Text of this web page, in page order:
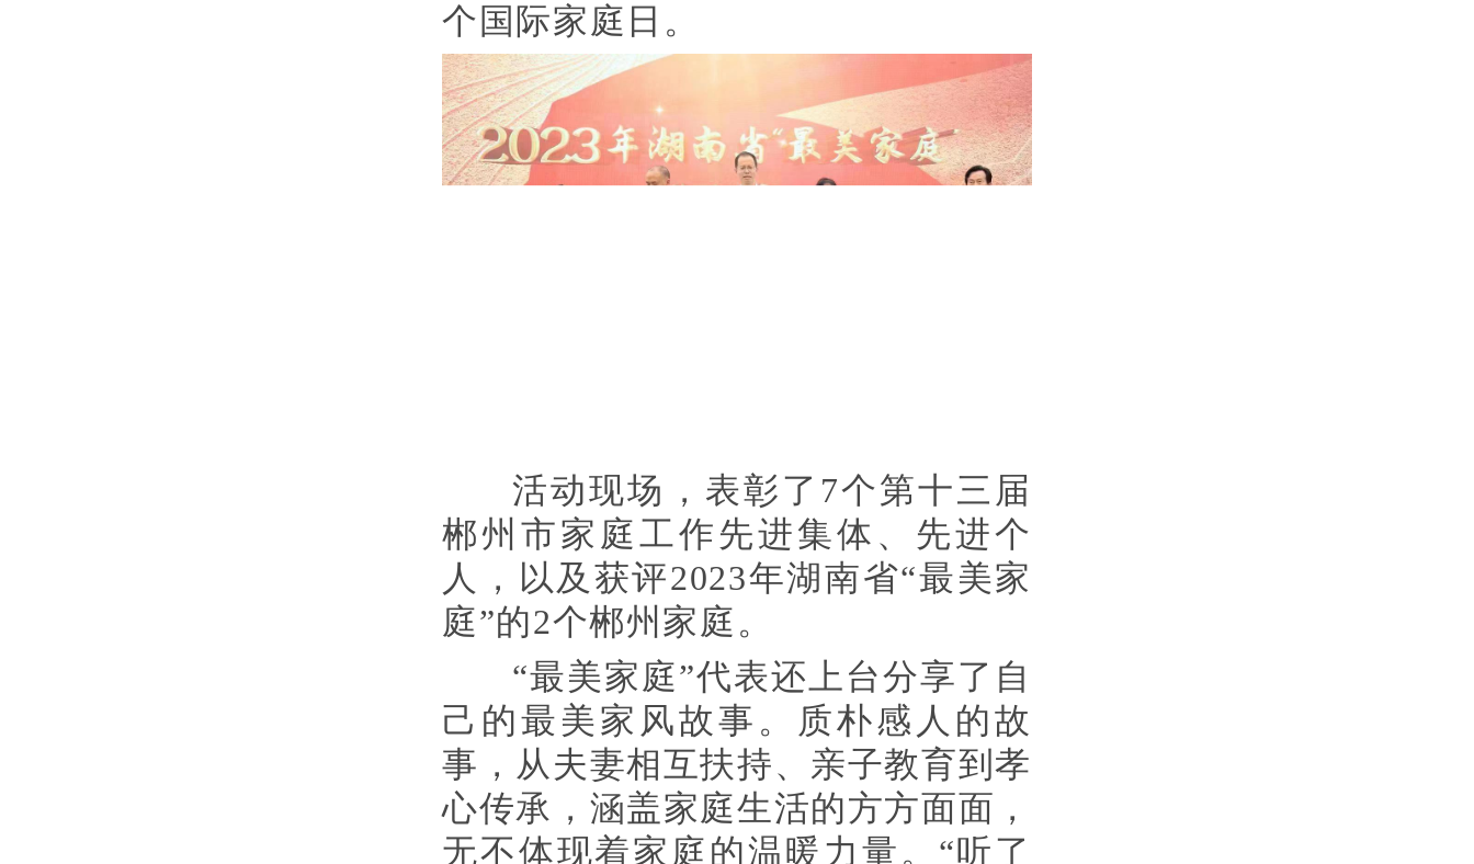
个国际家庭日。
活动现场，表彰了7个第十三届
郴州市家庭工作先进集体、先进个
人，以及获评2023年湖南省“最美家
庭”的2个郴州家庭。
“最美家庭”代表还上台分享了自
己的最美家风故事。质朴感人的故
事，从夫妻相互扶持、亲子教育到孝
心传承，涵盖家庭生活的方方面面，
无不体现着家庭的温暖力量。“听了